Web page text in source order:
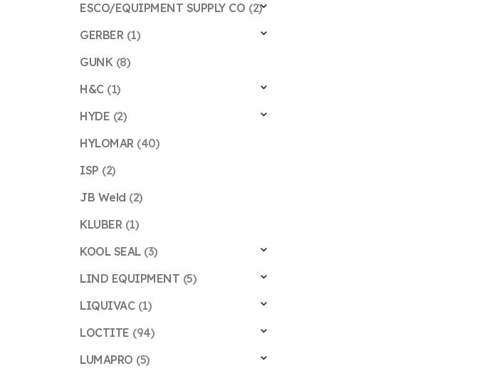
ESCO/EQUIPMENT SUPPLY CO (2)
GERBER (1)
GUNK (8)
H&C (1)
HYDE (2)
HYLOMAR (40)
ISP (2)
JB Weld (2)
KLUBER (1)
KOOL SEAL (3)
LIND EQUIPMENT (5)
LIQUIVAC (1)
LOCTITE (94)
LUMAPRO (5)